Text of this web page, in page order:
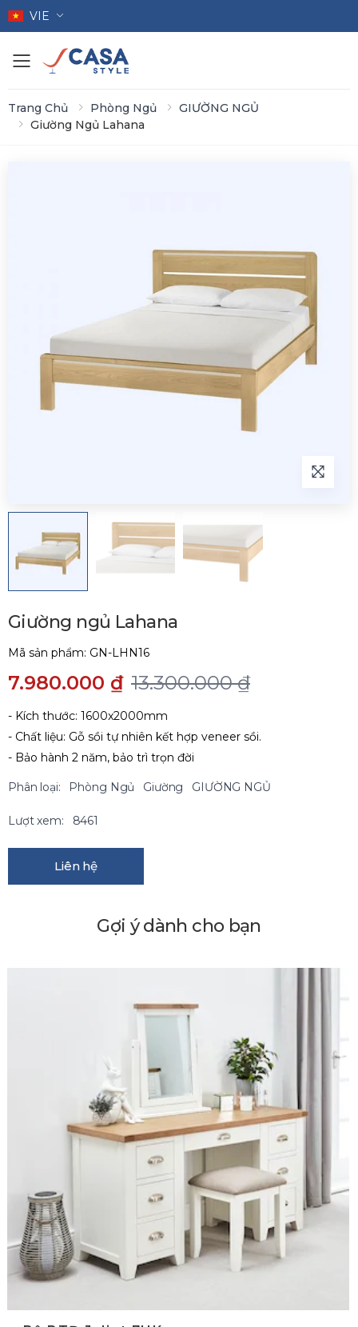
VIE
Toggle mobile menu
Trang Chủ Phòng Ngủ
GIƯỜNG NGỦ
Giường Ngủ Lahana
Giường ngủ Lahana
Mã sản phẩm: GN-LHN16
7.980.000 ₫ 13.300.000 ₫
- Kích thước: 1600x2000mm
- Chất liệu: Gỗ sồi tự nhiên kết hợp veneer sồi.
- Bảo hành 2 năm, bảo trì trọn đời
Phân loại: Phòng Ngủ Giường GIƯỜNG NGỦ
Lượt xem: 8461
Liên hệ
Gợi ý dành cho bạn